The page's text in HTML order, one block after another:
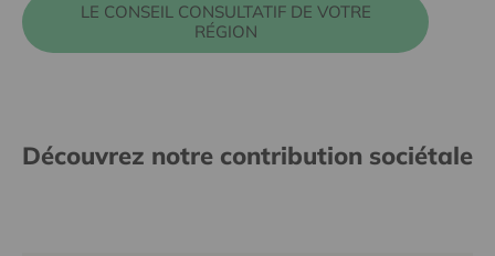
LE CONSEIL CONSULTATIF DE VOTRE
RÉGION
Découvrez notre contribution sociétale